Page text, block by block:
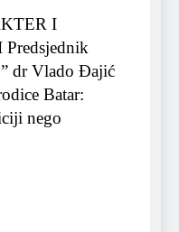
I
dr Vlado Đajić
Batar:
nego